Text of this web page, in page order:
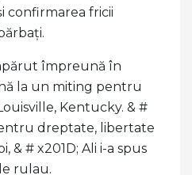
confirmarea fricii
împreună în
la un miting pentru
Kentucky. & #
dreptate, libertate
& # x201D; Ali i-a spus
rulau.